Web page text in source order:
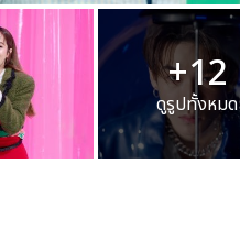
+12
ดูรูปทั้งหมด